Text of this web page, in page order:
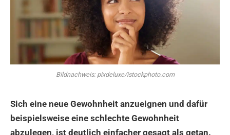
Bildnachweis: pixdeluxe/istockphoto.com
Sich eine neue Gewohnheit anzueignen und dafür
beispielsweise eine schlechte Gewohnheit
abzulegen, ist deutlich einfacher gesagt als getan.